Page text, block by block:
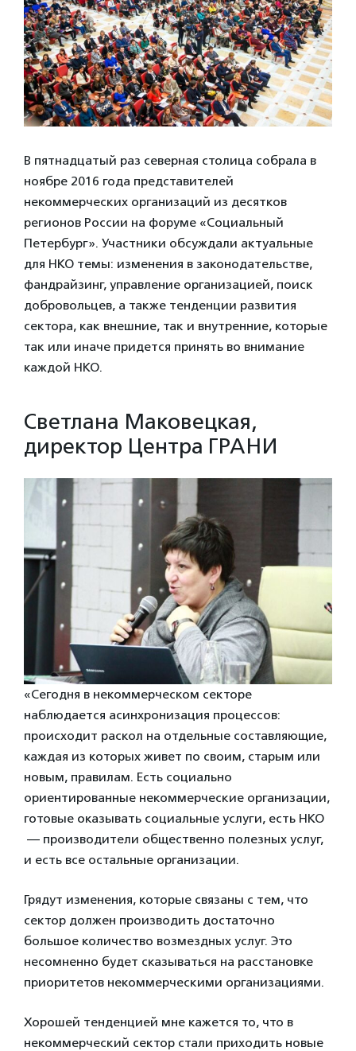
В пятнадцатый раз северная столица собрала в
ноябре 2016 года представителей
некоммерческих организаций из десятков
регионов России на форуме «Социальный
Петербург». Участники обсуждали актуальные
для НКО темы: изменения в законодательстве,
фандрайзинг, управление организацией, поиск
добровольцев, а также тенденции развития
сектора, как внешние, так и внутренние, которые
так или иначе придется принять во внимание
каждой НКО.
Светлана Маковецкая,
директор Центра ГРАНИ
«Сегодня в некоммерческом секторе
наблюдается асинхронизация процессов:
происходит раскол на отдельные составляющие,
каждая из которых живет по своим, старым или
новым, правилам. Есть социально
ориентированные некоммерческие организации,
готовые оказывать социальные услуги, есть НКО
— производители общественно полезных услуг,
и есть все остальные организации.
Грядут изменения, которые связаны с тем, что
сектор должен производить достаточно
большое количество возмездных услуг. Это
несомненно будет сказываться на расстановке
приоритетов некоммерческими организациями.
Хорошей тенденцией мне кажется то, что в
некоммерческий сектор стали приходить новые